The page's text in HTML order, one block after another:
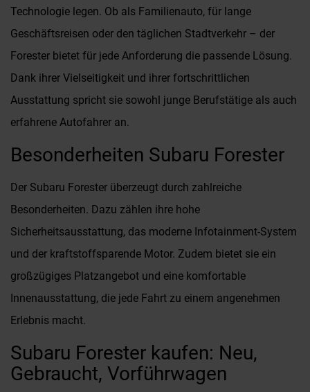
Technologie legen. Ob als Familienauto, für lange
Geschäftsreisen oder den täglichen Stadtverkehr – der
Forester bietet für jede Anforderung die passende Lösung.
Dank ihrer Vielseitigkeit und ihrer fortschrittlichen
Ausstattung spricht sie sowohl junge Berufstätige als auch
erfahrene Autofahrer an.
Besonderheiten Subaru Forester
Der Subaru Forester überzeugt durch zahlreiche
Besonderheiten. Dazu zählen ihre hohe
Sicherheitsausstattung, das moderne Infotainment-System
und der kraftstoffsparende Motor. Zudem bietet sie ein
großzügiges Platzangebot und eine komfortable
Innenausstattung, die jede Fahrt zu einem angenehmen
Erlebnis macht.
Subaru Forester kaufen: Neu,
Gebraucht, Vorführwagen